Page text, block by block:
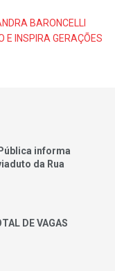
BARONCELLI
E INSPIRA GERAÇÕES
informa
da Rua
DE VAGAS